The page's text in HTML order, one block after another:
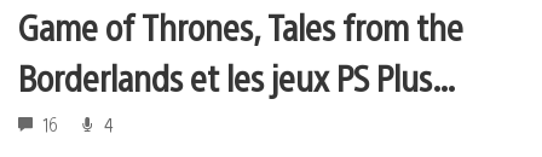
Game of Thrones, Tales from the
Borderlands et les jeux PS Plus…
16 4